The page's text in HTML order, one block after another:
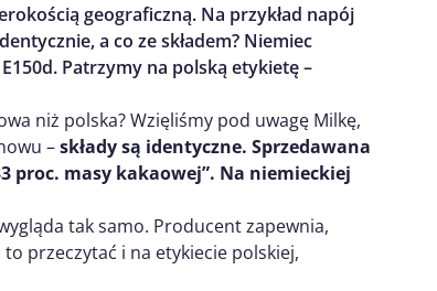
geograficzną. Na przykład napój
a co ze składem? Niemiec
Patrzymy na polską etykietę –
niż polska? Wzięliśmy pod uwagę Milkę,
–składy są identyczne. Sprzedawana
proc. masy kakaowej”. Na niemieckiej
tak samo. Producent zapewnia,
przeczytać i na etykiecie polskiej,